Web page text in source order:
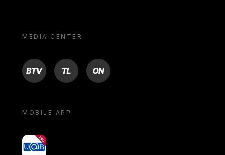
MEDIA CENTER
BTV TL ON
MOBILE APP
yoU@B